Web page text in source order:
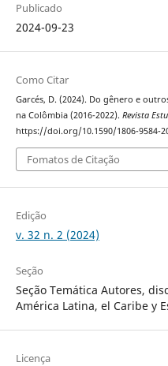
Publicado
2024-09-23
Como Citar
Garcés, D. (2024). Do gênero e
na Colômbia (2016-2022). Revista
https://doi.org/10.1590/1806-9584-
Fomatos de Citação
Edição
v. 32 n. 2 (2024)
Seção
Seção Temática Autores,
América Latina, el Caribe y
Licença